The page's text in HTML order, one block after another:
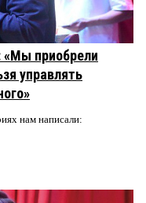
приобрели
управлять
нам написали: